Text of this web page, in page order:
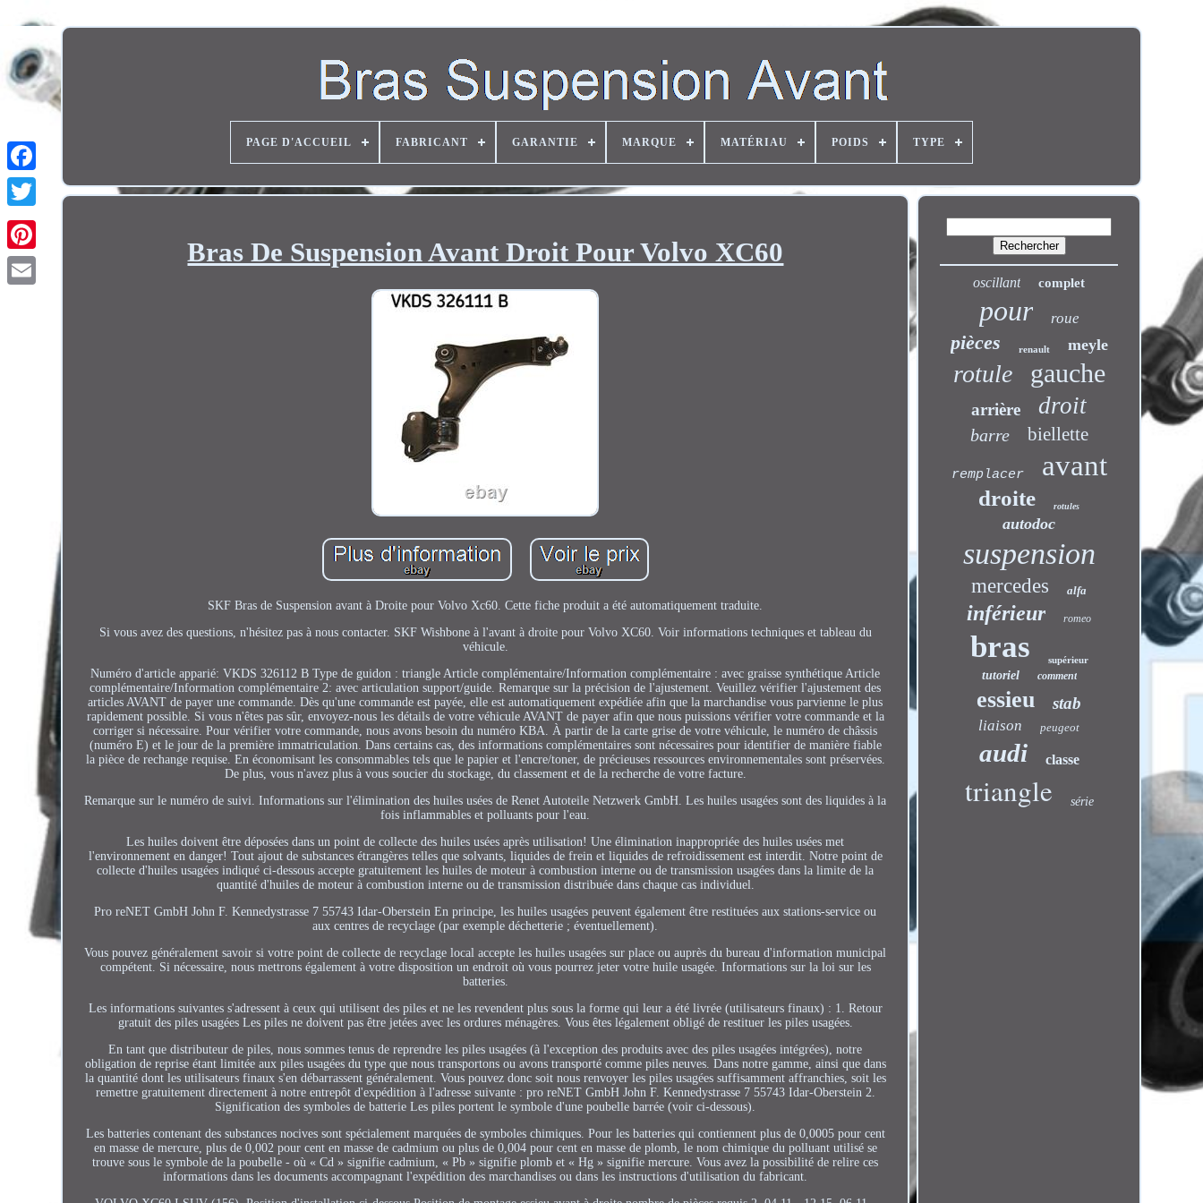
Twitter
PAGE D'ACCUEIL FABRICANT GARANTIE MARQUE MATÉRIAU POIDS TYPE
Bras De Suspension Avant Droit Pour Volvo XC60
SKF Bras de Suspension avant à Droite pour Volvo Xc60. Cette fiche produit a été automatiquement traduite.
Si vous avez des questions, n'hésitez pas à nous contacter. SKF Wishbone à l'avant à droite pour Volvo XC60. Voir informations techniques et tableau du
véhicule.
Numéro d'article apparié: VKDS 326112 B Type de guidon : triangle Article complémentaire/Information complémentaire : avec graisse synthétique Article
complémentaire/Information complémentaire 2: avec articulation support/guide. Remarque sur la précision de l'ajustement. Veuillez vérifier l'ajustement des
articles AVANT de payer une commande. Dès qu'une commande est payée, elle est automatiquement expédiée afin que la marchandise vous parvienne le plus
rapidement possible. Si vous n'êtes pas sûr, envoyez-nous les détails de votre véhicule AVANT de payer afin que nous puissions vérifier votre commande et la
corriger si nécessaire. Pour vérifier votre commande, nous avons besoin du numéro KBA. À partir de la carte grise de votre véhicule, le numéro de châssis
(numéro E) et le jour de la première immatriculation. Dans certains cas, des informations complémentaires sont nécessaires pour identifier de manière fiable
la pièce de rechange requise. En économisant les consommables tels que le papier et l'encre/toner, de précieuses ressources environnementales sont préservées.
De plus, vous n'avez plus à vous soucier du stockage, du classement et de la recherche de votre facture.
Remarque sur le numéro de suivi. Informations sur l'élimination des huiles usées de Renet Autoteile Netzwerk GmbH. Les huiles usagées sont des liquides à la
fois inflammables et polluants pour l'eau.
Les huiles doivent être déposées dans un point de collecte des huiles usées après utilisation! Une élimination inappropriée des huiles usées met
l'environnement en danger! Tout ajout de substances étrangères telles que solvants, liquides de frein et liquides de refroidissement est interdit. Notre point de
collecte d'huiles usagées indiqué ci-dessous accepte gratuitement les huiles de moteur à combustion interne ou de transmission usagées dans la limite de la
quantité d'huiles de moteur à combustion interne ou de transmission distribuée dans chaque cas individuel.
Pro reNET GmbH John F. Kennedystrasse 7 55743 Idar-Oberstein En principe, les huiles usagées peuvent également être restituées aux stations-service ou
aux centres de recyclage (par exemple déchetterie ; éventuellement).
Vous pouvez généralement savoir si votre point de collecte de recyclage local accepte les huiles usagées sur place ou auprès du bureau d'information municipal
compétent. Si nécessaire, nous mettrons également à votre disposition un endroit où vous pourrez jeter votre huile usagée. Informations sur la loi sur les
batteries.
Les informations suivantes s'adressent à ceux qui utilisent des piles et ne les revendent plus sous la forme qui leur a été livrée (utilisateurs finaux) : 1. Retour
gratuit des piles usagées Les piles ne doivent pas être jetées avec les ordures ménagères. Vous êtes légalement obligé de restituer les piles usagées.
En tant que distributeur de piles, nous sommes tenus de reprendre les piles usagées (à l'exception des produits avec des piles usagées intégrées), notre
obligation de reprise étant limitée aux piles usagées du type que nous transportons ou avons transporté comme piles neuves. Dans notre gamme, ainsi que dans
la quantité dont les utilisateurs finaux s'en débarrassent généralement. Vous pouvez donc soit nous renvoyer les piles usagées suffisamment affranchies, soit les
remettre gratuitement directement à notre entrepôt d'expédition à l'adresse suivante : pro reNET GmbH John F. Kennedystrasse 7 55743 Idar-Oberstein 2.
Signification des symboles de batterie Les piles portent le symbole d'une poubelle barrée (voir ci-dessous).
Les batteries contenant des substances nocives sont spécialement marquées de symboles chimiques. Pour les batteries qui contiennent plus de 0,0005 pour cent
en masse de mercure, plus de 0,002 pour cent en masse de cadmium ou plus de 0,004 pour cent en masse de plomb, le nom chimique du polluant utilisé se
trouve sous le symbole de la poubelle - où « Cd » signifie cadmium, « Pb » signifie plomb et « Hg » signifie mercure. Vous avez la possibilité de relire ces
informations dans les documents accompagnant l'expédition des marchandises ou dans les instructions d'utilisation du fabricant.
oscillant complet
pour roue
pièces renault meyle
rotule gauche
arrière droit
barre biellette
remplacer avant
droite rotules
autodoc
suspension
mercedes alfa
inférieur romeo
bras supérieur
tutoriel comment
essieu stab
liaison peugeot
audi classe
triangle série